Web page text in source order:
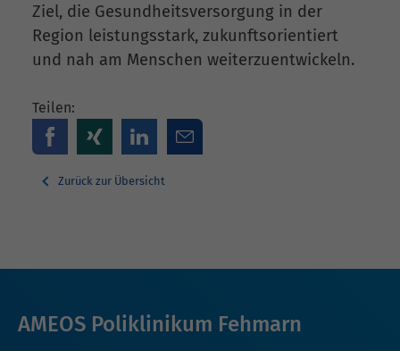
Ziel, die Gesundheitsversorgung in der
Region leistungsstark, zukunftsorientiert
und nah am Menschen weiterzuentwickeln.
Teilen:
Zurück zur Übersicht
AMEOS Poliklinikum Fehmarn